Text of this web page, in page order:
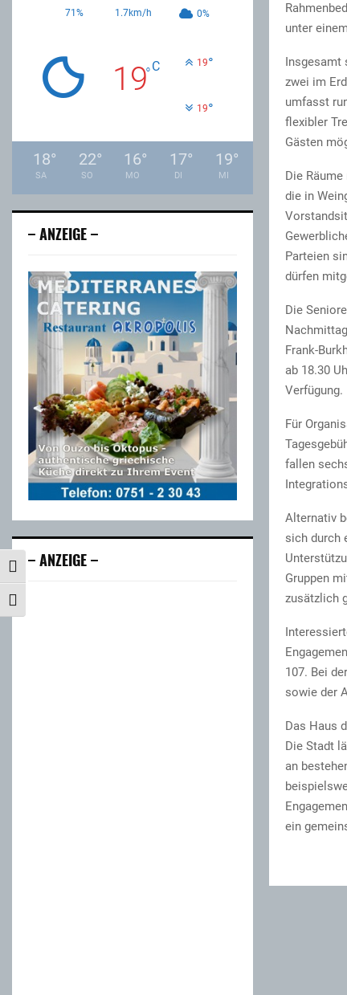
UMSCHALTEN AUF HOHE KONTRASTE
SCHRIFT VERGRÖSSERN
unter
Insgesamt
zwei im
umfasst
flexibler
Gästen
Die
die in
Parteien
dürfen
Die
Frank-
ab 18.30
Verfügung.
Für
fallen
Alternativ
sich durch
Gruppen
zusätzlich
107. Bei
sowie der
Das Haus
Die Stadt
an
ein
71% 1.7km/h 0%
19°C 19°
19°
18°
SA
22°
SO
16°
MO
17°
DI
19°
MI
– ANZEIGE –
– ANZEIGE –